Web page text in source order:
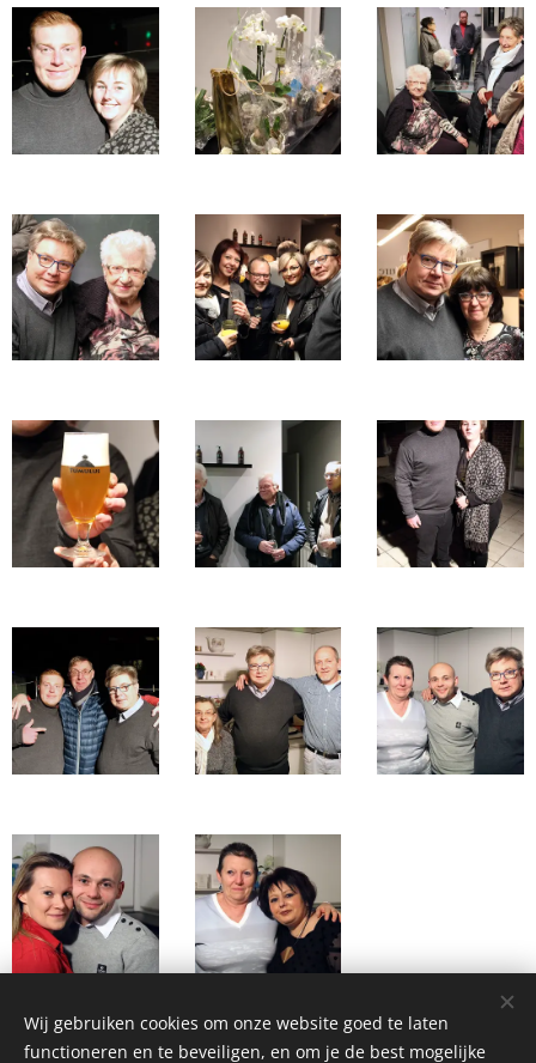
Share
Wij gebruiken cookies om onze website goed te laten
functioneren en te beveiligen, en om je de best mogelijke